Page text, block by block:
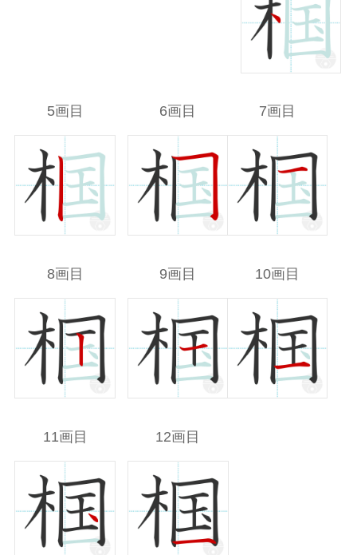
5画目 6画目 7画目
8画目 9画目 10画目
11画目 12画目